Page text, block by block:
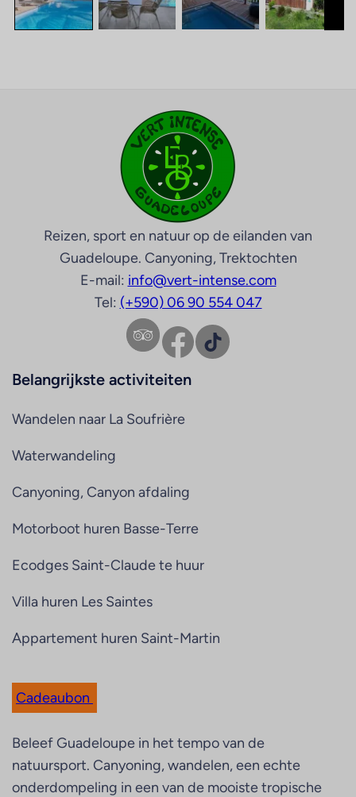
Reizen, sport en natuur op de eilanden van
Guadeloupe. Canyoning, Trektochten
E-mail: info@vert-intense.com
Tel: (+590) 06 90 554 047
Facebook TikTok
Belangrijkste activiteiten
Wandelen naar La Soufrière
Waterwandeling
Canyoning, Canyon afdaling
Motorboot huren Basse-Terre
Ecodges Saint-Claude te huur
Villa huren Les Saintes
Appartement huren Saint-Martin
Cadeaubon
Beleef Guadeloupe in het tempo van de
natuursport. Canyoning, wandelen, een echte
onderdompeling in een van de mooiste tropische